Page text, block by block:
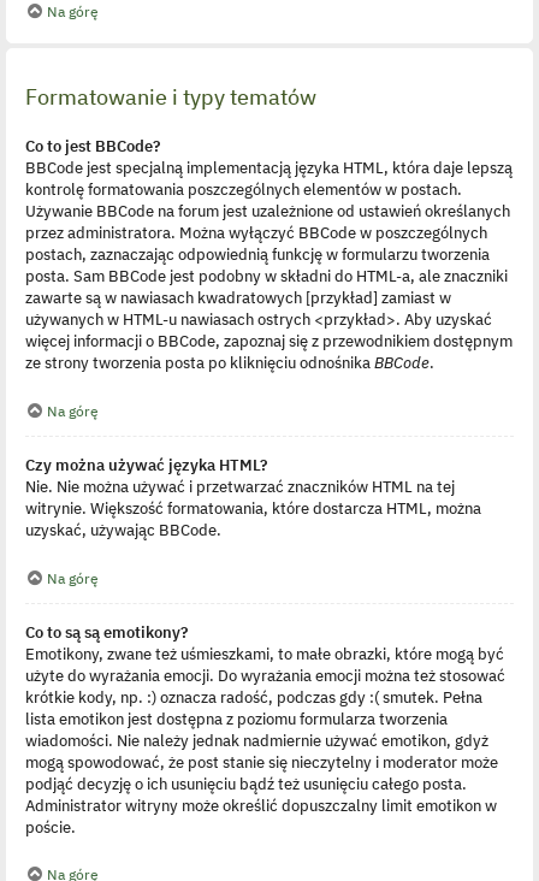
Na górę
Formatowanie i typy tematów
Co to jest BBCode?
BBCode jest specjalną implementacją języka HTML, która daje lepszą
kontrolę formatowania poszczególnych elementów w postach.
Używanie BBCode na forum jest uzależnione od ustawień określanych
przez administratora. Można wyłączyć BBCode w poszczególnych
postach, zaznaczając odpowiednią funkcję w formularzu tworzenia
posta. Sam BBCode jest podobny w składni do HTML-a, ale znaczniki
zawarte są w nawiasach kwadratowych [przykład] zamiast w
używanych w HTML-u nawiasach ostrych <przykład>. Aby uzyskać
więcej informacji o BBCode, zapoznaj się z przewodnikiem dostępnym
ze strony tworzenia posta po kliknięciu odnośnikaBBCode.
Na górę
Czy można używać języka HTML?
Nie. Nie można używać i przetwarzać znaczników HTML na tej
witrynie. Większość formatowania, które dostarcza HTML, można
uzyskać, używając BBCode.
Na górę
Co to są są emotikony?
Emotikony, zwane też uśmieszkami, to małe obrazki, które mogą być
użyte do wyrażania emocji. Do wyrażania emocji można też stosować
krótkie kody, np. :) oznacza radość, podczas gdy :( smutek. Pełna
lista emotikon jest dostępna z poziomu formularza tworzenia
wiadomości. Nie należy jednak nadmiernie używać emotikon, gdyż
mogą spowodować, że post stanie się nieczytelny i moderator może
podjąć decyzję o ich usunięciu bądź też usunięciu całego posta.
Administrator witryny może określić dopuszczalny limit emotikon w
poście.
Na górę